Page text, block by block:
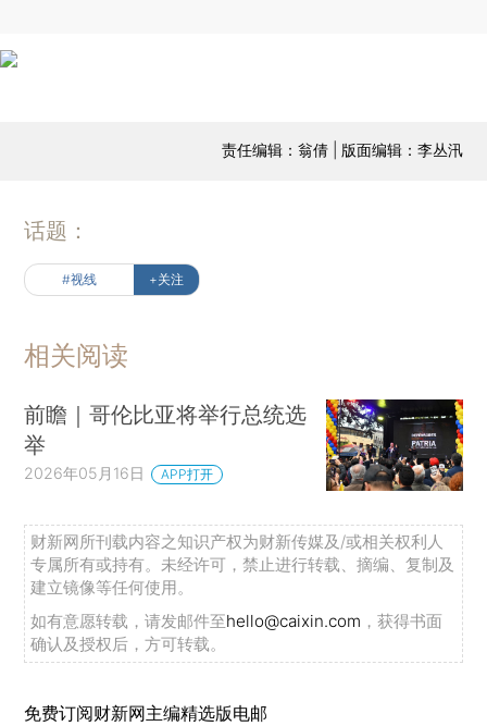
责任编辑：翁倩 | 版面编辑：李丛汛
话题：
#视线 +关注
相关阅读
前瞻｜哥伦比亚将举行总统选
举
2026年05月16日 APP打开
财新网所刊载内容之知识产权为财新传媒及/或相关权利人
专属所有或持有。未经许可，禁止进行转载、摘编、复制及
建立镜像等任何使用。
如有意愿转载，请发邮件至hello@caixin.com ，获得书面
确认及授权后，方可转载。
免费订阅财新网主编精选版电邮